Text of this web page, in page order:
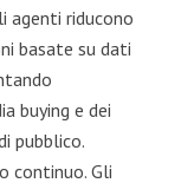
agenti riducono
basate su dati
buying e dei
pubblico.
continuo. Gli